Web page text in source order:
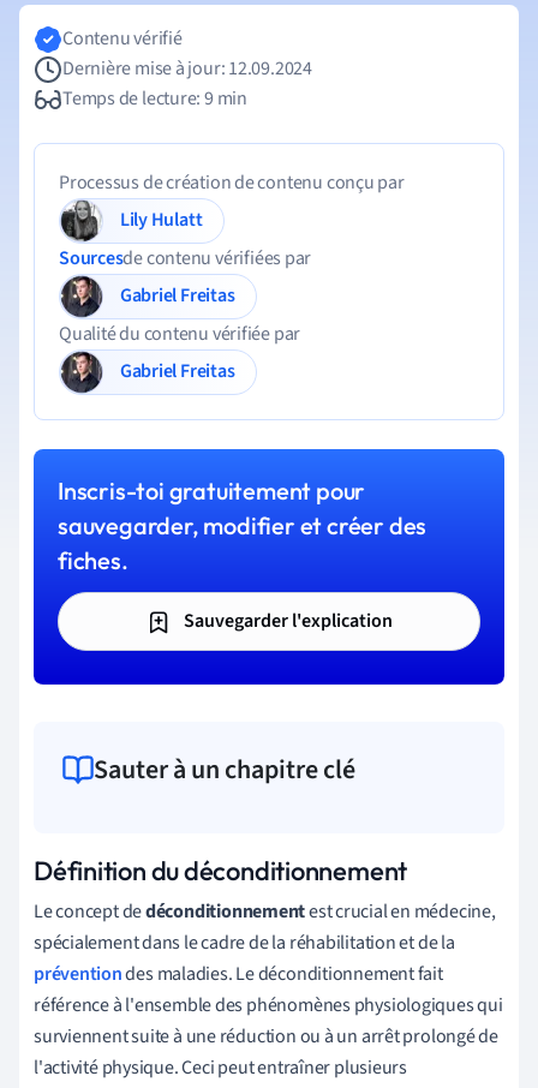
Contenu vérifié
Dernière mise à jour: 12.09.2024
Temps de lecture: 9 min
Processus de création de contenu conçu par
Lily Hulatt
Sourcesde contenu vérifiées par
Gabriel Freitas
Qualité du contenu vérifiée par
Gabriel Freitas
Inscris-toi gratuitement pour
sauvegarder, modifier et créer des
fiches.
Sauvegarder l'explication
Sauter à un chapitre clé
Définition du déconditionnement
Le concept dedéconditionnementest crucial en médecine,
spécialement dans le cadre de la réhabilitation et de la
préventiondes maladies. Le déconditionnement fait
référence à l'ensemble des phénomènes physiologiques qui
surviennent suite à une réduction ou à un arrêt prolongé de
l'activité physique. Ceci peut entraîner plusieurs